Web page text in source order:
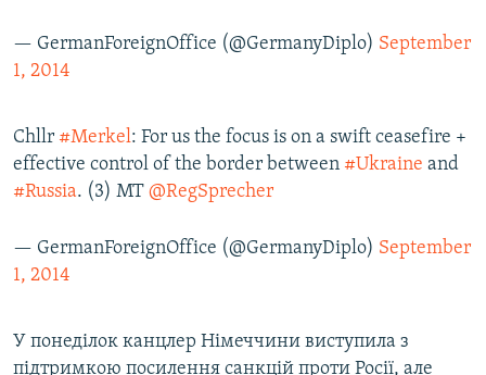
— GermanForeignOffice (@GermanyDiplo) September
1, 2014
Chllr #Merkel: For us the focus is on a swift ceasefire +
effective control of the border between #Ukraine and
#Russia. (3) MT @RegSprecher
— GermanForeignOffice (@GermanyDiplo) September
1, 2014
У понеділок канцлер Німеччини виступила з
підтримкою посилення санкцій проти Росії, але